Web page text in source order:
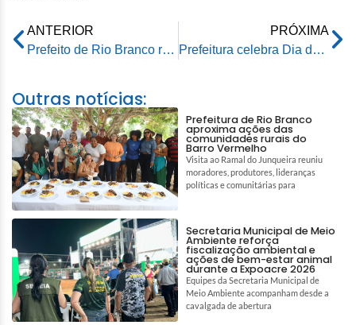
ANTERIOR
Prefeito de Rio Branco recebe senador para discutir projeto do Parque da Cidade
PRÓXIMA
Prefeitura celebra Dia do Estagiário e reforça importância dos jovens estudantes
Outras notícias:
Prefeitura de Rio Branco
aproxima ações das
comunidades rurais do
Barro Vermelho
Visita ao Ramal do Junqueira reuniu
moradores, produtores, lideranças
políticas e comunitárias para
Secretaria Municipal de Meio
Ambiente reforça
fiscalização ambiental e
ações de bem-estar animal
durante a Expoacre 2026
Equipes da Secretaria Municipal de
Meio Ambiente acompanham desde a
cavalgada de abertura